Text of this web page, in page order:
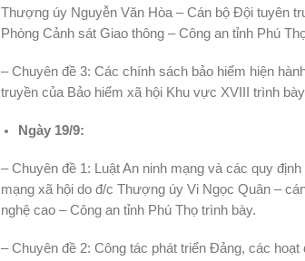
Thượng úy Nguyễn Văn Hòa – Cán bộ Đội tuyên
Phòng Cảnh sát Giao thông – Công an tỉnh Phú
– Chuyên đề 3: Các chính sách bảo hiểm hiện
truyền của Bảo hiểm xã hội Khu vực XVIII trình
Ngày 19/9:
– Chuyên đề 1: Luật An ninh mạng và các quy
mạng xã hội do đ/c Thượng úy Vi Ngọc Quân –
nghệ cao – Công an tỉnh Phú Thọ trình bày.
– Chuyên đề 2: Công tác phát triển Đảng, các